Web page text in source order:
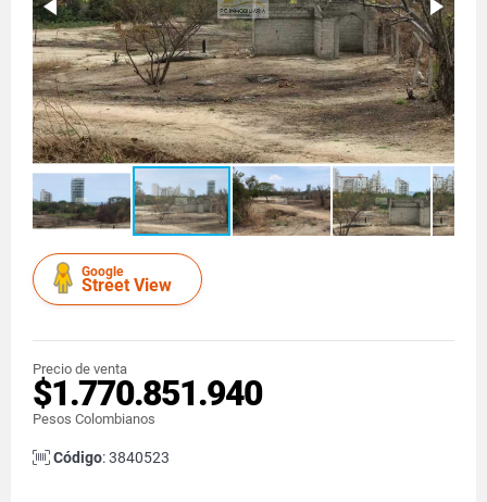
Google
Street View
Precio de venta
$1.770.851.940
Pesos Colombianos
Código: 3840523